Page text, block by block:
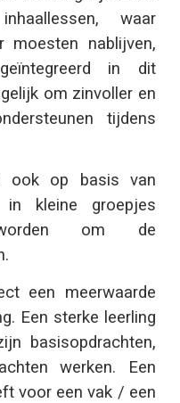
waar
moesten nablijven,
in dit
om zinvoller en
tijdens
ook op basis van
in kleine groepjes
om de
een meerwaarde
Een sterke leerling
basisopdrachten,
werken. Een
voor een vak / een